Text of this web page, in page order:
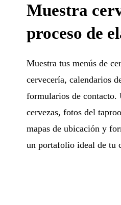
Muestra
proceso de
Muestra tus menús de
cervecería, calendarios
formularios de contacto.
cervezas, fotos del
mapas de ubicación y
un portafolio ideal de tu